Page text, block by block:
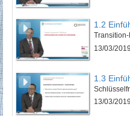
1.2
13/03/2019
1.3
13/03/2019